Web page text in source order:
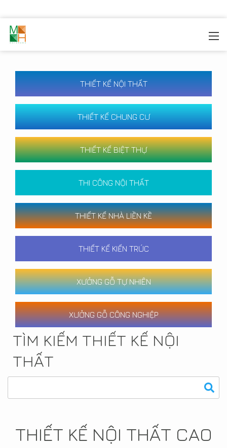
THIẾT KẾ NỘI THẤT
THIẾT KẾ CHUNG CƯ
THIẾT KẾ BIỆT THỰ
THI CÔNG NỘI THẤT
THIẾT KẾ NHÀ LIỀN KỀ
THIẾT KẾ KIẾN TRÚC
XƯỞNG GỖ TỰ NHIÊN
XƯỞNG GỖ CÔNG NGHIỆP
TÌM KIẾM THIẾT KẾ NỘI
THẤT
THIẾT KẾ NỘI THẤT CAO